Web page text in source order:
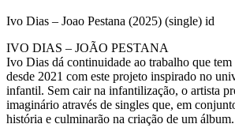
Ivo Dias – Joao Pestana (2025) (single) id
IVO DIAS – JOÃO PESTANA
Ivo Dias dá continuidade ao trabalho que
desde 2021 com este projeto inspirado no
infantil. Sem cair na infantilização, o artista
imaginário através de singles que, em
história e culminarão na criação de um álbum.